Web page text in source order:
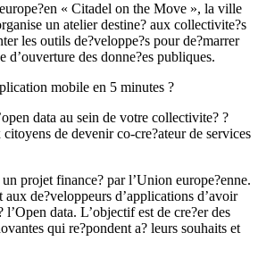
« Citadel on the Move », la ville
un atelier destine? aux collectivite?s
les outils de?veloppe?s pour de?marrer
d’ouverture des donne?es publiques.
mobile en 5 minutes ?
data au sein de votre collectivite? ?
de devenir co-cre?ateur de services
projet finance? par l’Union europe?enne.
de?veloppeurs d’applications d’avoir
l’Open data. L’objectif est de cre?er des
qui re?pondent a? leurs souhaits et